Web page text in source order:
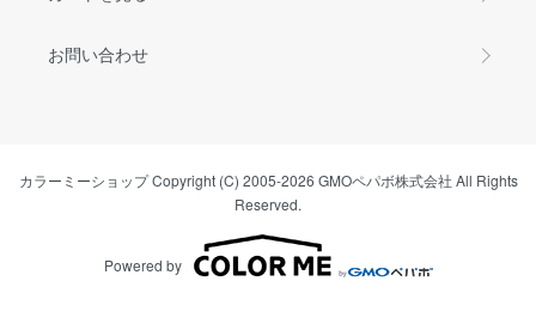
お問い合わせ
カラーミーショップCopyright (C) 2005-2026 GMOペパボ株式会社 All Rights
Reserved.
Powered by